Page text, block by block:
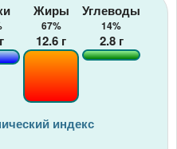
г
Жиры
67%
12.6 г
Углеводы
14%
2.8г
индекс